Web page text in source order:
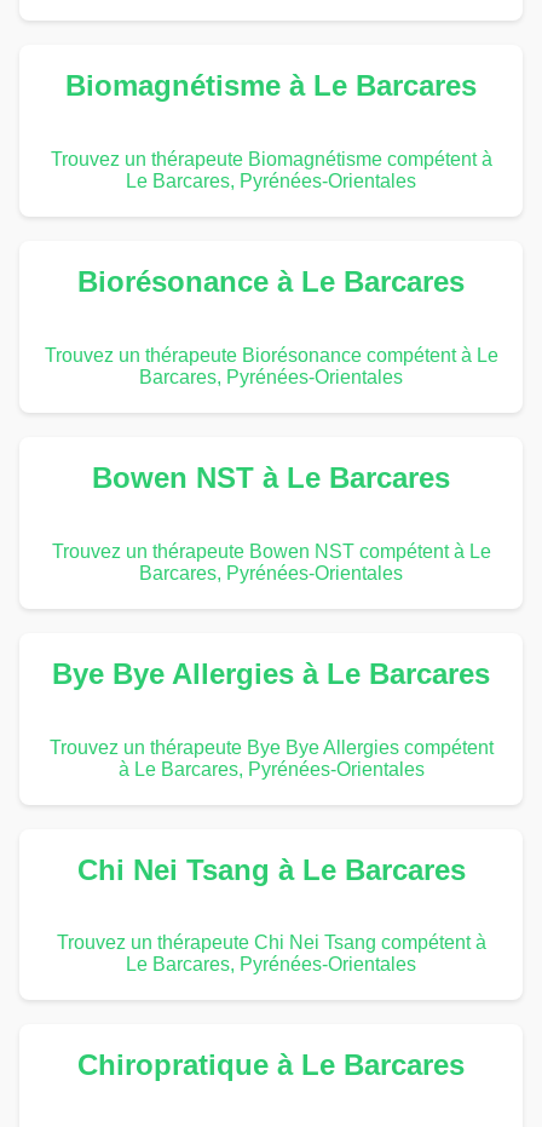
Biomagnétisme à Le Barcares
Trouvez un thérapeute Biomagnétisme compétent à
Le Barcares, Pyrénées-Orientales
Biorésonance à Le Barcares
Trouvez un thérapeute Biorésonance compétent à Le
Barcares, Pyrénées-Orientales
Bowen NST à Le Barcares
Trouvez un thérapeute Bowen NST compétent à Le
Barcares, Pyrénées-Orientales
Bye Bye Allergies à Le Barcares
Trouvez un thérapeute Bye Bye Allergies compétent
à Le Barcares, Pyrénées-Orientales
Chi Nei Tsang à Le Barcares
Trouvez un thérapeute Chi Nei Tsang compétent à
Le Barcares, Pyrénées-Orientales
Chiropratique à Le Barcares